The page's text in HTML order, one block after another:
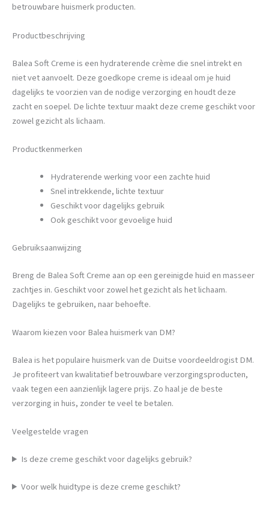
betrouwbare huismerk producten.
Productbeschrijving
Balea Soft Creme is een hydraterende crème die snel intrekt en
niet vet aanvoelt. Deze goedkope creme is ideaal om je huid
dagelijks te voorzien van de nodige verzorging en houdt deze
zacht en soepel. De lichte textuur maakt deze creme geschikt voor
zowel gezicht als lichaam.
Productkenmerken
Hydraterende werking voor een zachte huid
Snel intrekkende, lichte textuur
Geschikt voor dagelijks gebruik
Ook geschikt voor gevoelige huid
Gebruiksaanwijzing
Breng de Balea Soft Creme aan op een gereinigde huid en masseer
zachtjes in. Geschikt voor zowel het gezicht als het lichaam.
Dagelijks te gebruiken, naar behoefte.
Waarom kiezen voor Balea huismerk van DM?
Balea is het populaire huismerk van de Duitse voordeeldrogist DM.
Je profiteert van kwalitatief betrouwbare verzorgingsproducten,
vaak tegen een aanzienlijk lagere prijs. Zo haal je de beste
verzorging in huis, zonder te veel te betalen.
Veelgestelde vragen
Is deze creme geschikt voor dagelijks gebruik?
Voor welk huidtype is deze creme geschikt?